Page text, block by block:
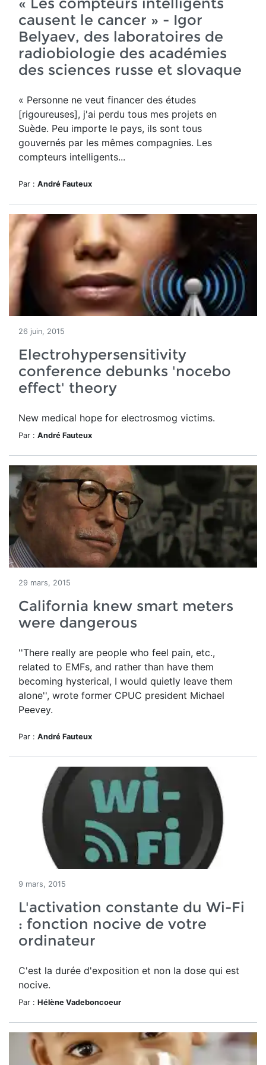
causent le cancer » - Igor
Belyaev, des laboratoires de
radiobiologie des académies
des sciences russe et slovaque
« Personne ne veut financer des études
[rigoureuses], j'ai perdu tous mes projets en
Suède. Peu importe le pays, ils sont tous
gouvernés par les mêmes compagnies. Les
compteurs intelligents...
Par : André Fauteux
26 juin, 2015
Electrohypersensitivity
conference debunks 'nocebo
effect' theory
New medical hope for electrosmog victims.
Par : André Fauteux
29 mars, 2015
California knew smart meters
were dangerous
''There really are people who feel pain, etc.,
related to EMFs, and rather than have them
becoming hysterical, I would quietly leave them
alone'', wrote former CPUC president Michael
Peevey.
Par : André Fauteux
9 mars, 2015
L'activation constante du Wi-Fi
: fonction nocive de votre
ordinateur
C'est la durée d'exposition et non la dose qui est
nocive.
Par : Hélène Vadeboncoeur